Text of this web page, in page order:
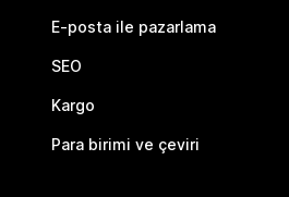
E-posta ile pazarlama
SEO
Kargo
Para birimi ve çeviri